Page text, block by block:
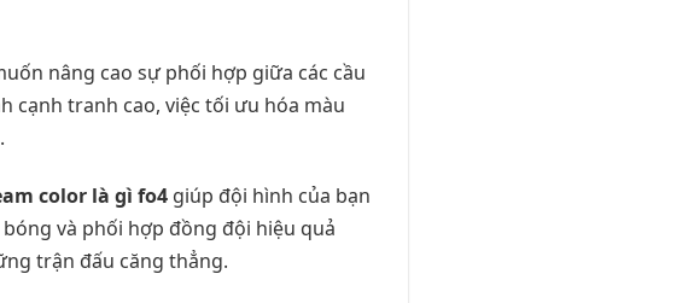
nâng cao sự phối hợp giữa các cầu
cạnh tranh cao, việc tối ưu hóa màu
color là gì fo4 giúp đội hình của bạn
và phối hợp đồng đội hiệu quả
trận đấu căng thẳng.